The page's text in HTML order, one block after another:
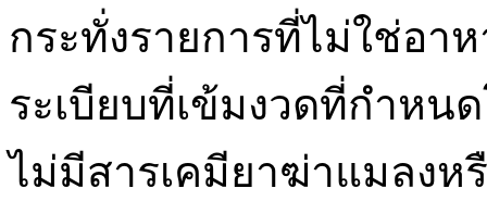
กระทั่งรายการที่ไม่ใช่อา
ระเบียบที่เข้มงวดที่กำหน
ไม่มีสารเคมียาฆ่าแมลงห